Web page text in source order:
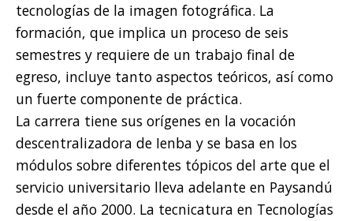
tecnologías de la imagen fotográfica. La
formación, que implica un proceso de seis
semestres y requiere de un trabajo final de
egreso, incluye tanto aspectos teóricos, así como
un fuerte componente de práctica.
La carrera tiene sus orígenes en la vocación
descentralizadora de Ienba y se basa en los
módulos sobre diferentes tópicos del arte que el
servicio universitario lleva adelante en Paysandú
desde el año 2000. La tecnicatura en Tecnologías